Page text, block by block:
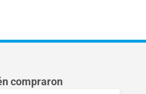
compraron